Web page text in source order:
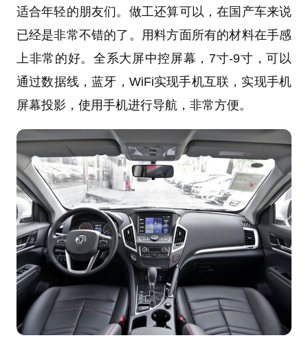
适合年轻的朋友们。做工还算可以，在国产车来说
已经是非常不错的了。用料方面所有的材料在手感
上非常的好。全系大屏中控屏幕，7寸-9寸，可以
通过数据线，蓝牙，WiFi实现手机互联，实现手机
屏幕投影，使用手机进行导航，非常方便。